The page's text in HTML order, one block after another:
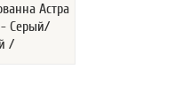
Астра
- Серый/
/